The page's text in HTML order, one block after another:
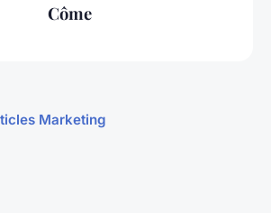
Côme
Marketing